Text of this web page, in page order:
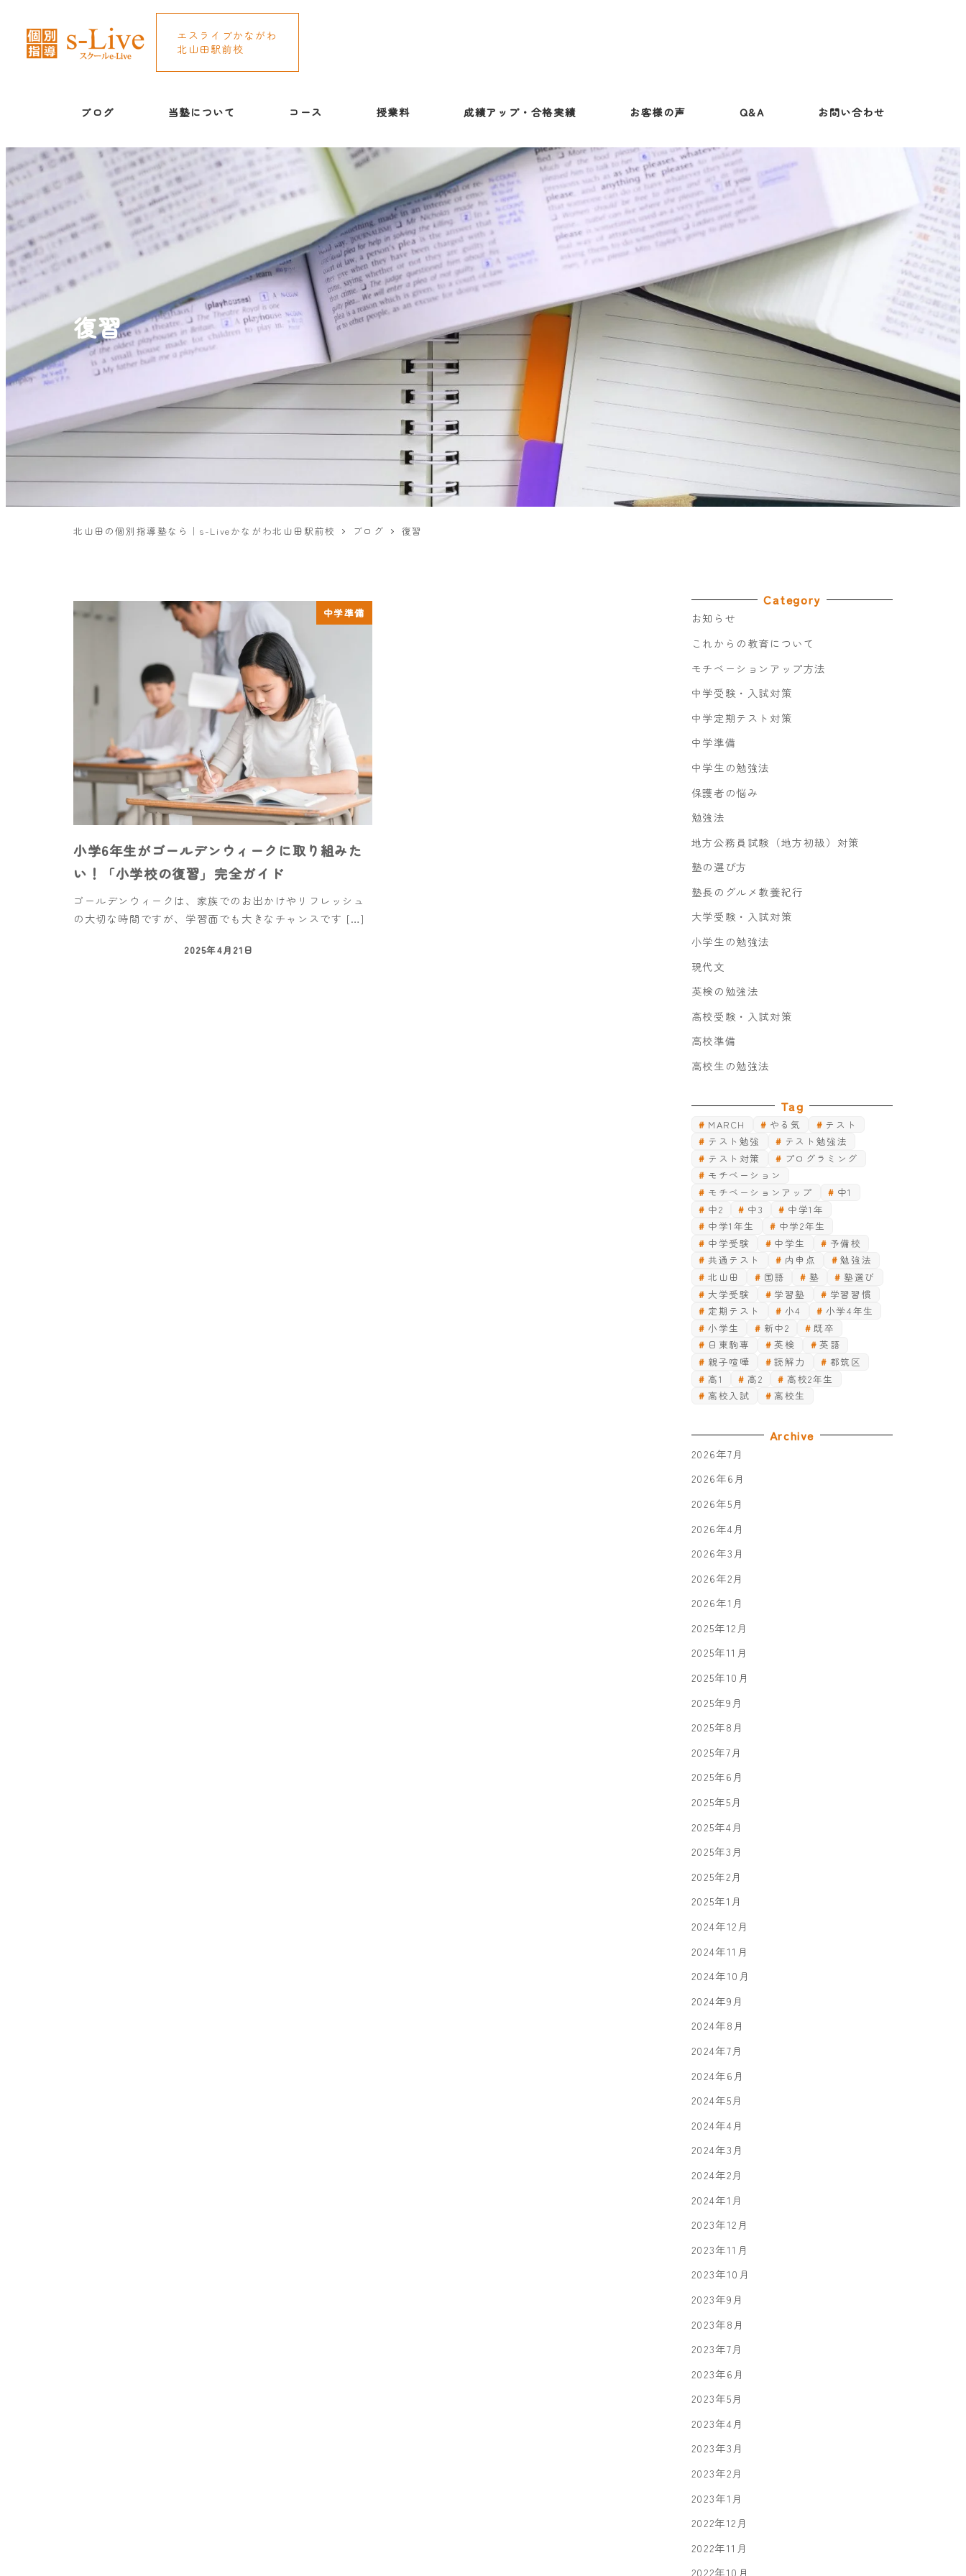
エスライブかながわ
北山田駅前校
ブログ 当塾について コース 授業料 成績アップ・合格実績 お客様の声 Q&A お問い合わせ
復習
北山田の個別指導塾なら｜s-Liveかながわ北山田駅前校 ブログ 復習
中学準備
小学6年生がゴールデンウィークに取り組みた
い！「小学校の復習」完全ガイド
ゴールデンウィークは、家族でのお出かけやリフレッシュ
の大切な時間ですが、学習面でも大きなチャンスです […]
2025年4月21日
Category
お知らせ
これからの教育について
モチベーションアップ方法
中学受験・入試対策
中学定期テスト対策
中学準備
中学生の勉強法
保護者の悩み
勉強法
地方公務員試験（地方初級）対策
塾の選び方
塾長のグルメ教養紀行
大学受験・入試対策
小学生の勉強法
現代文
英検の勉強法
高校受験・入試対策
高校準備
高校生の勉強法
Tag
MARCH やる気
テスト
テスト勉強
テスト勉強法
テスト対策
プログラミング
モチベーション
モチベーションアップ
中1
中2
中3
中学1年
中学1年生
中学2年生
中学受験
中学生
予備校
共通テスト
内申点
勉強法
北山田
国語 塾
塾選び
大学受験
学習塾
学習習慣
定期テスト
小4
小学4年生
小学生
新中2
既卒
日東駒専
英検
英語
親子喧嘩
読解力
都筑区
高1
高2
高校2年生
高校入試
高校生
Archive
2026年7月
2026年6月
2026年5月
2026年4月
2026年3月
2026年2月
2026年1月
2025年12月
2025年11月
2025年10月
2025年9月
2025年8月
2025年7月
2025年6月
2025年5月
2025年4月
2025年3月
2025年2月
2025年1月
2024年12月
2024年11月
2024年10月
2024年9月
2024年8月
2024年7月
2024年6月
2024年5月
2024年4月
2024年3月
2024年2月
2024年1月
2023年12月
2023年11月
2023年10月
2023年9月
2023年8月
2023年7月
2023年6月
2023年5月
2023年4月
2023年3月
2023年2月
2023年1月
2022年12月
2022年11月
2022年10月